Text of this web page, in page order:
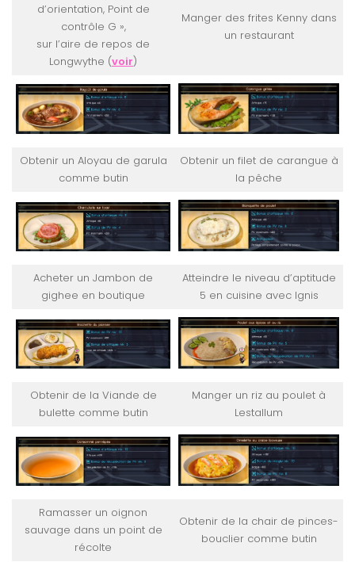
d’orientation, Point de
contrôle G »,
sur l’aire de repos de
Longwythe (voir)
Manger des frites Kenny dans
un restaurant
Obtenir un Aloyau de garula
comme butin
Obtenir un filet de carangue à
la pêche
Acheter un Jambon de
gighee en boutique
Atteindre le niveau d’aptitude
5 en cuisine avec Ignis
Obtenir de la Viande de
bulette comme butin
Manger un riz au poulet à
Lestallum
Ramasser un oignon
sauvage dans un point de
récolte
Obtenir de la chair de pinces-
bouclier comme butin